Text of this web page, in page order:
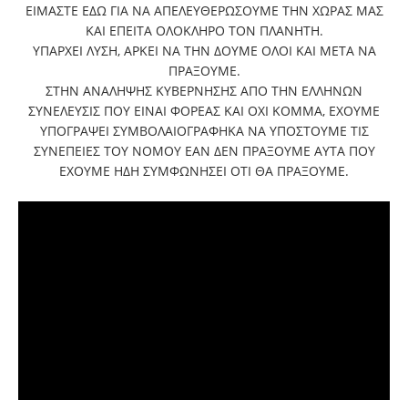
ΕΙΜΑΣΤΕ ΕΔΩ ΓΙΑ ΝΑ ΑΠΕΛΕΥΘΕΡΩΣΟΥΜΕ ΤΗΝ ΧΩΡΑΣ ΜΑΣ
ΚΑΙ ΕΠΕΙΤΑ ΟΛΟΚΛΗΡΟ ΤΟΝ ΠΛΑΝΗΤΗ.
ΥΠΑΡΧΕΙ ΛΥΣΗ, ΑΡΚΕΙ ΝΑ ΤΗΝ ΔΟΥΜΕ ΟΛΟΙ ΚΑΙ ΜΕΤΑ ΝΑ
ΠΡΑΞΟΥΜΕ.
ΣΤΗΝ ΑΝΑΛΗΨΗΣ ΚΥΒΕΡΝΗΣΗΣ ΑΠΟ ΤΗΝ ΕΛΛΗΝΩΝ
ΣΥΝΕΛΕΥΣΙΣ ΠΟΥ ΕΙΝΑΙ ΦΟΡΕΑΣ ΚΑΙ ΟΧΙ ΚΟΜΜΑ, ΕΧΟΥΜΕ
ΥΠΟΓΡΑΨΕΙ ΣΥΜΒΟΛΑΙΟΓΡΑΦΗΚΑ ΝΑ ΥΠΟΣΤΟΥΜΕ ΤΙΣ
ΣΥΝΕΠΕΙΕΣ ΤΟΥ ΝΟΜΟΥ ΕΑΝ ΔΕΝ ΠΡΑΞΟΥΜΕ ΑΥΤΑ ΠΟΥ
ΕΧΟΥΜΕ ΗΔΗ ΣΥΜΦΩΝΗΣΕΙ ΟΤΙ ΘΑ ΠΡΑΞΟΥΜΕ.